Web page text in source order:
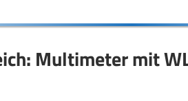
Multimeter mit